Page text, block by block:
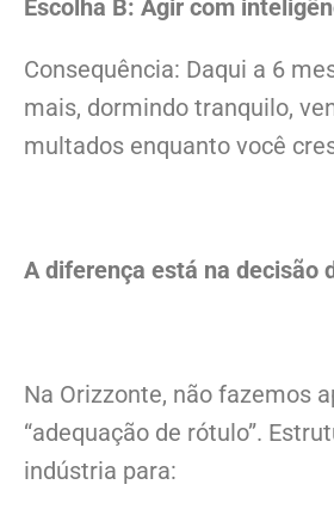
Escolha B: Agir com
Consequência: Daqui a 6
mais, dormindo tranquilo,
multados enquanto você
A diferença está na decisão
Na Orizzonte, não fazemos
“adequação de rótulo”.
indústria para: